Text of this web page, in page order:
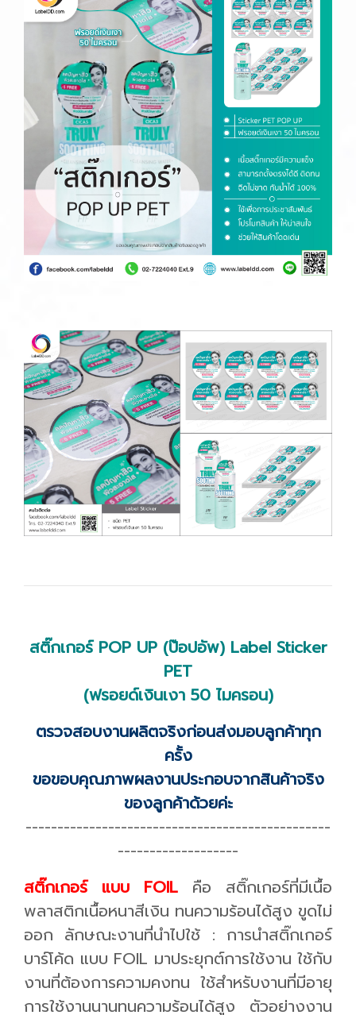
สติ๊กเกอร์ POP UP (ป๊อปอัพ) Label Sticker
PET
(ฟรอยด์เงินเงา 50 ไมครอน)
ตรวจสอบงานผลิตจริงก่อนส่งมอบลูกค้าทุก
ครั้ง
ขอขอบคุณภาพผลงานประกอบจากสินค้าจริง
ของลูกค้าด้วยค่ะ
------------------------------------------------
-------------------
สติ๊กเกอร์ แบบ FOIL คือ สติ๊กเกอร์ที่มีเนื้อ
พลาสติกเนื้อหนาสีเงิน ทนความร้อนได้สูง ขูดไม่
ออก ลักษณะงานที่นำไปใช้ : การนำสติ๊กเกอร์
บาร์โค้ด แบบ FOIL มาประยุกต์การใช้งาน ใช้กับ
งานที่ต้องการความคงทน ใช้สำหรับงานที่มีอายุ
การใช้งานนานทนความร้อนได้สูง ตัวอย่างงาน